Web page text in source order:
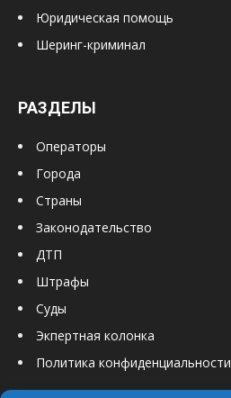
Юридическая помощь
Шеринг-криминал
РАЗДЕЛЫ
Операторы
Города
Страны
Законодательство
ДТП
Штрафы
Суды
Экпертная колонка
Политика конфиденциальности